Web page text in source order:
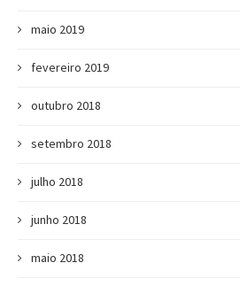
maio 2019
fevereiro 2019
outubro 2018
setembro 2018
julho 2018
junho 2018
maio 2018